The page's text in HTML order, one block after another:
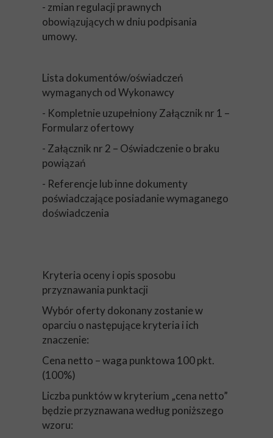
- zmian regulacji prawnych
obowiązujących w dniu podpisania
umowy.
Lista dokumentów/oświadczeń
wymaganych od Wykonawcy
- Kompletnie uzupełniony Załącznik nr 1 –
Formularz ofertowy
- Załącznik nr 2 – Oświadczenie o braku
powiązań
- Referencje lub inne dokumenty
poświadczające posiadanie wymaganego
doświadczenia
Kryteria oceny i opis sposobu
przyznawania punktacji
Wybór oferty dokonany zostanie w
oparciu o następujące kryteria i ich
znaczenie:
Cena netto – waga punktowa 100 pkt.
(100%)
Liczba punktów w kryterium „cena netto”
będzie przyznawana według poniższego
wzoru: